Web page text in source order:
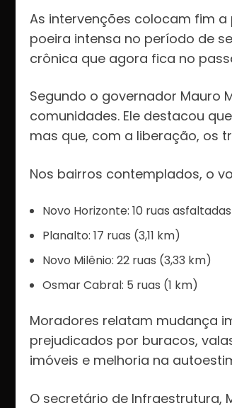
As intervenções colocam fim
poeira intensa no período de
crônica que agora fica no
Segundo o governador Mauro
comunidades. Ele destacou
mas que, com a liberação, os
Nos bairros contemplados, o
Novo Horizonte: 10 ruas asfaltadas
Planalto: 17 ruas (3,11 km)
Novo Milênio: 22 ruas (3,33 km)
Osmar Cabral: 5 ruas (1 km)
Moradores relatam mudança
prejudicados por buracos,
imóveis e melhoria na
O secretário de Infraestrutura,